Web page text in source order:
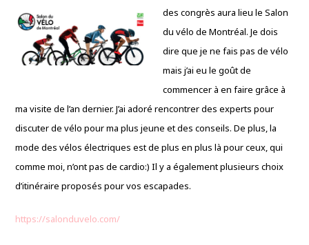
des congrès aura lieu le Salon
du vélo de Montréal. Je dois
dire que je ne fais pas de vélo
mais j’ai eu le goût de
commencer à en faire grâce à
ma visite de l’an dernier. J’ai adoré rencontrer des experts pour
discuter de vélo pour ma plus jeune et des conseils. De plus, la
mode des vélos électriques est de plus en plus là pour ceux, qui
comme moi, n’ont pas de cardio:) Il y a également plusieurs choix
d’itinéraire proposés pour vos escapades.
https://salonduvelo.com/